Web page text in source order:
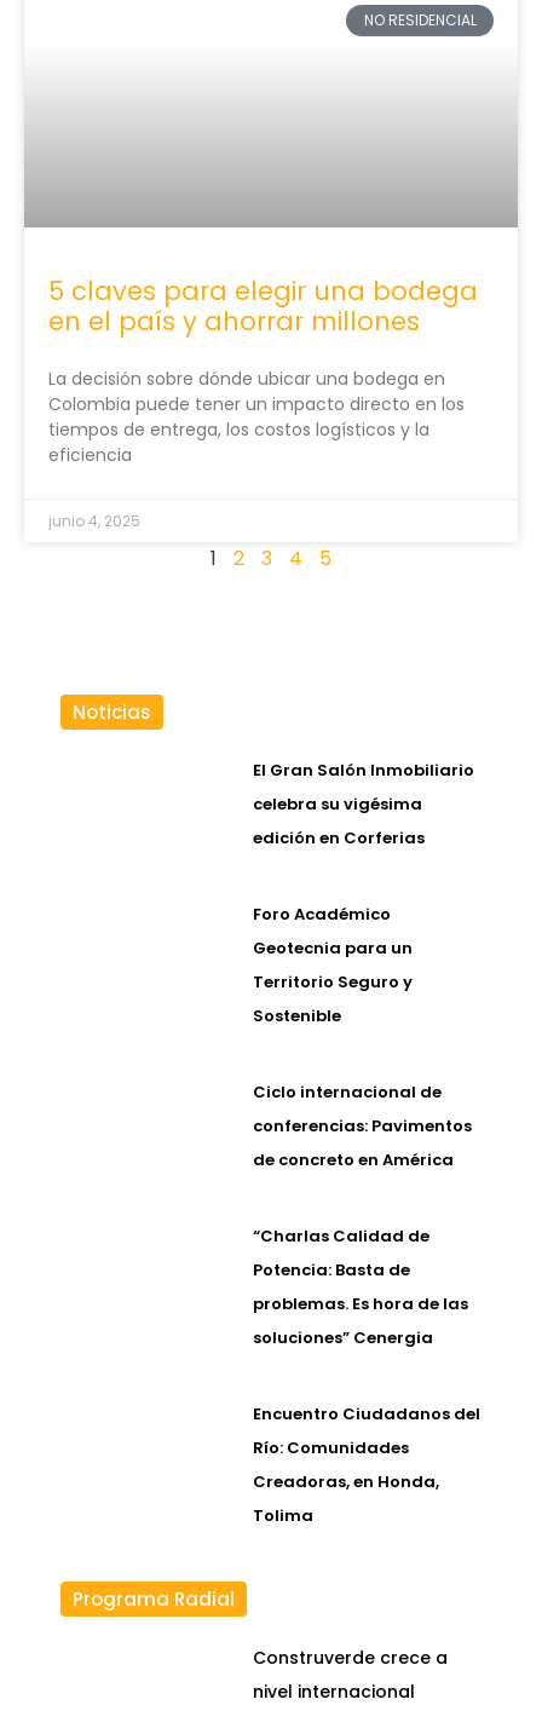
NO RESIDENCIAL
5 claves para elegir una bodega
en el país y ahorrar millones
La decisión sobre dónde ubicar una bodega en
Colombia puede tener un impacto directo en los
tiempos de entrega, los costos logísticos y la
eficiencia
junio 4, 2025
1 2 3 4 5
Noticias
El Gran Salón Inmobiliario
celebra su vigésima
edición en Corferias
Foro Académico
Geotecnia para un
Territorio Seguro y
Sostenible
Ciclo internacional de
conferencias: Pavimentos
de concreto en América
“Charlas Calidad de
Potencia: Basta de
problemas. Es hora de las
soluciones” Cenergia
Encuentro Ciudadanos del
Río: Comunidades
Creadoras, en Honda,
Tolima
Programa Radial
Construverde crece a
nivel internacional